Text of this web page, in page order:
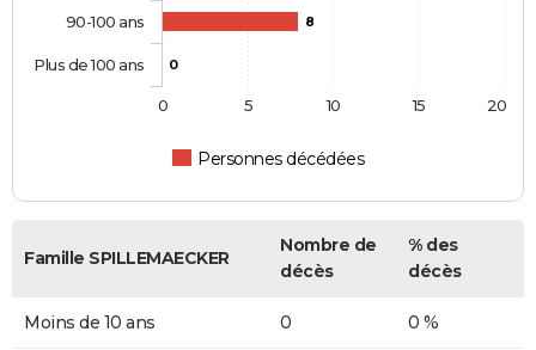
8
0
Personnes décédées
90-100 ans
Plus de 100 ans
0 5 10 15 20
Famille SPILLEMAECKER
Nombre de
décès
% des
décès
Moins de 10 ans 0 0 %